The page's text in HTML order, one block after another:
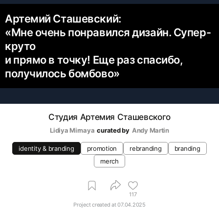
Артемий Сташевский:
«‎Мне очень понравился дизайн. Супер-
круто
и прямо в точку! Еще раз спасибо,
получилось бомбово»
Студия Артемия Сташевского
Lidiya Mirnaya curated by Andy Martin
identity & branding promotion rebranding
branding
merch
117
Project created at07.04.2025